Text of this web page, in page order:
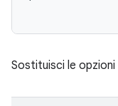
Sostituisci le